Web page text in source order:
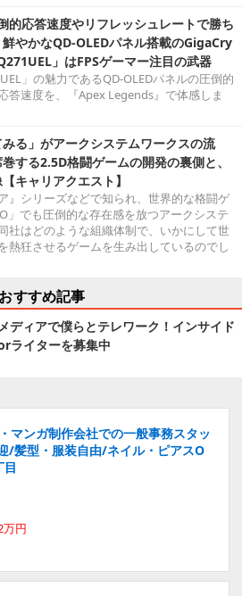
的応答速度やリフレッシュレートで勝ち
やかなQD-OLEDパネル搭載のGigaCry
」はFPSゲーマー注目の武器
」の魅力であるQD-OLEDパネルの圧倒的
答速度を、『Apex Legends』で体感しま
みる」がアークシステムワークスの流
する2.5D格闘ゲームの開発の裏側と、
キャリアクエスト】
』シリーズなどで知られ、世界的な格闘ゲ
」でも圧倒的な存在感を放つアークシステ
社はどのような組織体制で、いかにして世
熱狂させるゲームを生み出しているのでし
おすすめ記事
ディアで僕らとテレワーク！インサイド
ライターを募集中
マンガ制作会社での一般事務スタッ
/髪型・服装自由/ネイル・ピアスO
万円